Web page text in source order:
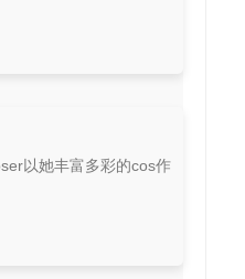
以她丰富多彩的cos作